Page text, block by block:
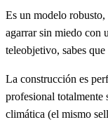
Es un modelo robusto,
agarrar sin miedo con
teleobjetivo, sabes
La construcción es
profesional totalmente
climática (el mismo